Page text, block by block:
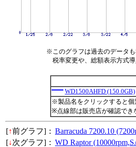
※このグラフは過去のデータ
税率変更や、総額表示方式
WD1500AHFD (150.0GB)
※製品名をクリックすると
※点線部は販売店が確認でき
[↑前グラフ]： Barracuda 7200.10
[↓次グラフ]： WD Raptor